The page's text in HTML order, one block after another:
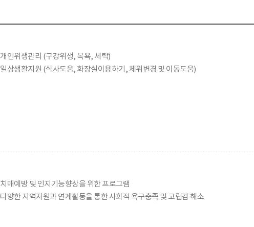
개인위생관리 (구강위생, 목욕, 세탁)
일상생활지원 (식사도움, 화장실이용하기, 체위변경 및 이동도움)
치매예방 및 인지기능향상을 위한 프로그램
다양한 지역자원과 연계활동을 통한 사회적 욕구충족 및 고립감 해소